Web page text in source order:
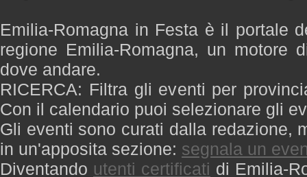
Emilia-Romagna in Festa è il portale
regione Emilia-Romagna, un motore
dove andare.
RICERCA: Filtra gli eventi per
Con il calendario puoi selezionare gli
Gli eventi sono curati dalla redazione,
in un'apposita sezione: segnala un
Diventando utenti certificati di Emilia-